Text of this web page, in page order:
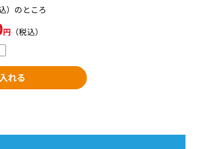
）のところ
円 （税込）